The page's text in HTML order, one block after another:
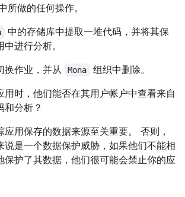
所做的任何操作。
中的存储库中提取一堆代码，并将其保
进行分析。
换作业，并从
Mona
组织中删除。
用时，他们能否在其用户帐户中查看来自
和分析？
用保存的数据来源至关重要。 否则，
说是一个数据保护威胁，如果他们不能相
保护了其数据，他们很可能会禁止你的应